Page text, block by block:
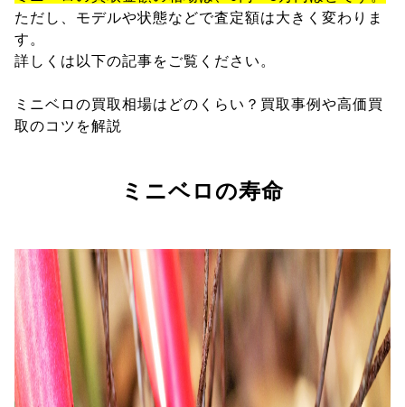
ただし、モデルや状態などで査定額は大きく変わりま
す。
詳しくは以下の記事をご覧ください。
ミニベロの買取相場はどのくらい？買取事例や高価買
取のコツを解説
ミニベロの寿命